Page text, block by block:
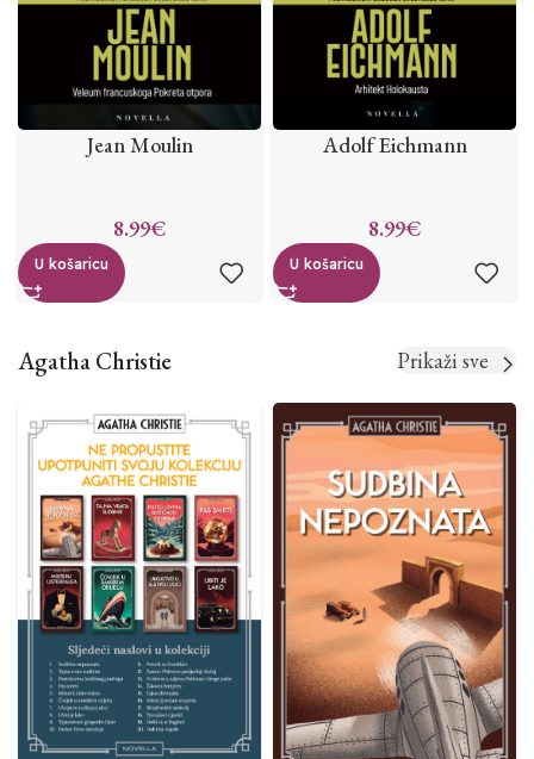
Jean Moulin
8.99€
U košaricu
Adolf Eichmann
8.99€
U košaricu
Agatha Christie Prikaži sve